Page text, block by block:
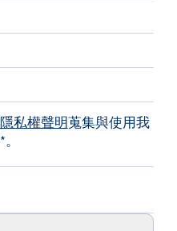
隱私權聲明蒐集與使用我